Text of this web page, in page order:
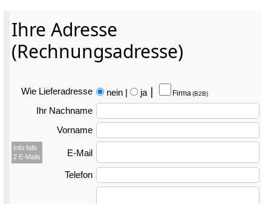
Ihre Adresse
(Rechnungsadresse)
Wie Liefer­adresse nein | ja Firma(B2B)
Ihr Nachname
Vorname
Info falls
2 E-Mails
E-Mail
Telefon